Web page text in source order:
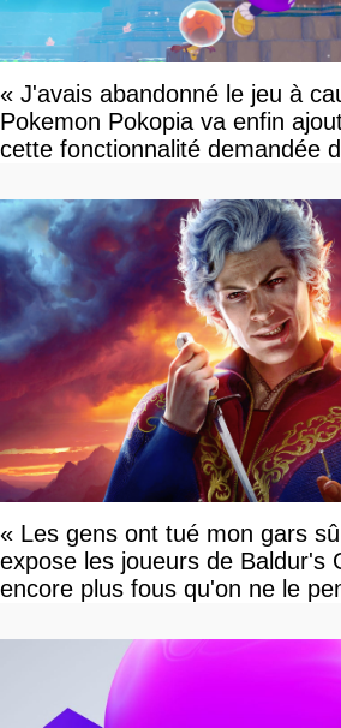
« J'avais abandonné le jeu à
Pokemon Pokopia va enfin
cette fonctionnalité demandée
« Les gens ont tué mon gars
expose les joueurs de Baldur's
encore plus fous qu'on ne le